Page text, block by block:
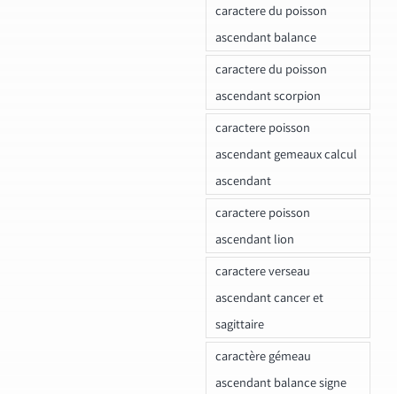
caractere du poisson
ascendant balance
caractere du poisson
ascendant scorpion
caractere poisson
ascendant gemeaux calcul
ascendant
caractere poisson
ascendant lion
caractere verseau
ascendant cancer et
sagittaire
caractère gémeau
ascendant balance signe